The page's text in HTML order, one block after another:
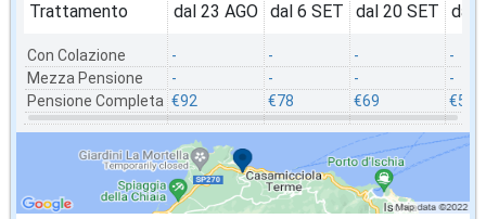
Trattamento
Con Colazione
Mezza Pensione
Pensione Completa
dal 23 AGO
-
-
€92
dal 6 SET
-
-
€78
dal 20 SET
-
-
€69
dal
-
-
€52